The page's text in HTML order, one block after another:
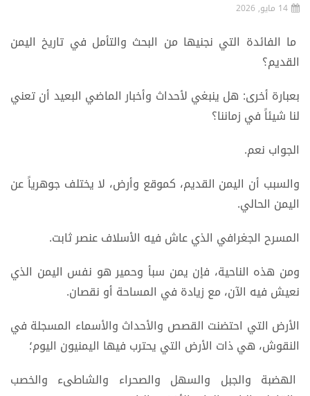
14 مايو, 2026
ما الفائدة التي نجنيها من البحث والتأمل في تاريخ اليمن
القديم؟
بعبارة أخرى: هل ينبغي لأحداث وأخبار الماضي البعيد أن تعني
لنا شيئاً في زماننا؟
الجواب نعم.
والسبب أن اليمن القديم، كموقع وأرض، لا يختلف جوهرياً عن
اليمن الحالي.
المسرح الجغرافي الذي عاش فيه الأسلاف عنصر ثابت.
ومن هذه الناحية، فإن يمن سبأ وحمير هو نفس اليمن الذي
نعيش فيه الآن، مع زيادة في المساحة أو نقصان.
الأرض التي احتضنت القصص والأحداث والأسماء المسجلة في
النقوش، هي ذات الأرض التي يحترب فيها اليمنيون اليوم؛
الهضبة والجبل والسهل والصحراء والشاطىء والخصب